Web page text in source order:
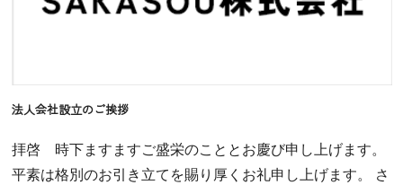
法人会社設立のご挨拶
拝啓 時下ますますご盛栄のこととお慶び申し上げます。
平素は格別のお引き立てを賜り厚くお礼申し上げます。 さ